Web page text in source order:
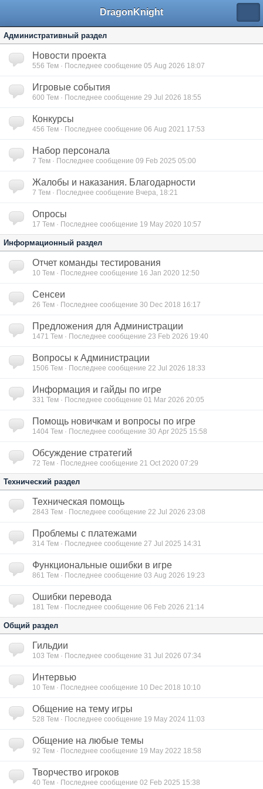
DragonKnight
Административный раздел
Новости проекта
556 Тем · Последнее сообщение 05 Aug 2026 18:07
Игровые события
600 Тем · Последнее сообщение 29 Jul 2026 18:55
Конкурсы
456 Тем · Последнее сообщение 06 Aug 2021 17:53
Набор персонала
7 Тем · Последнее сообщение 09 Feb 2025 05:00
Жалобы и наказания. Благодарности
7 Тем · Последнее сообщение Вчера, 18:21
Опросы
17 Тем · Последнее сообщение 19 May 2020 10:57
Информационный раздел
Отчет команды тестирования
10 Тем · Последнее сообщение 16 Jan 2020 12:50
Сенсеи
26 Тем · Последнее сообщение 30 Dec 2018 16:17
Предложения для Администрации
1471 Тем · Последнее сообщение 23 Feb 2026 19:40
Вопросы к Администрации
1506 Тем · Последнее сообщение 22 Jul 2026 18:33
Информация и гайды по игре
331 Тем · Последнее сообщение 01 Mar 2026 20:05
Помощь новичкам и вопросы по игре
1404 Тем · Последнее сообщение 30 Apr 2025 15:58
Обсуждение стратегий
72 Тем · Последнее сообщение 21 Oct 2020 07:29
Технический раздел
Техническая помощь
2843 Тем · Последнее сообщение 22 Jul 2026 23:08
Проблемы с платежами
314 Тем · Последнее сообщение 27 Jul 2025 14:31
Функциональные ошибки в игре
861 Тем · Последнее сообщение 03 Aug 2026 19:23
Ошибки перевода
181 Тем · Последнее сообщение 06 Feb 2026 21:14
Общий раздел
Гильдии
103 Тем · Последнее сообщение 31 Jul 2026 07:34
Интервью
10 Тем · Последнее сообщение 10 Dec 2018 10:10
Общение на тему игры
528 Тем · Последнее сообщение 19 May 2024 11:03
Общение на любые темы
92 Тем · Последнее сообщение 19 May 2022 18:58
Творчество игроков
40 Тем · Последнее сообщение 02 Feb 2025 15:38